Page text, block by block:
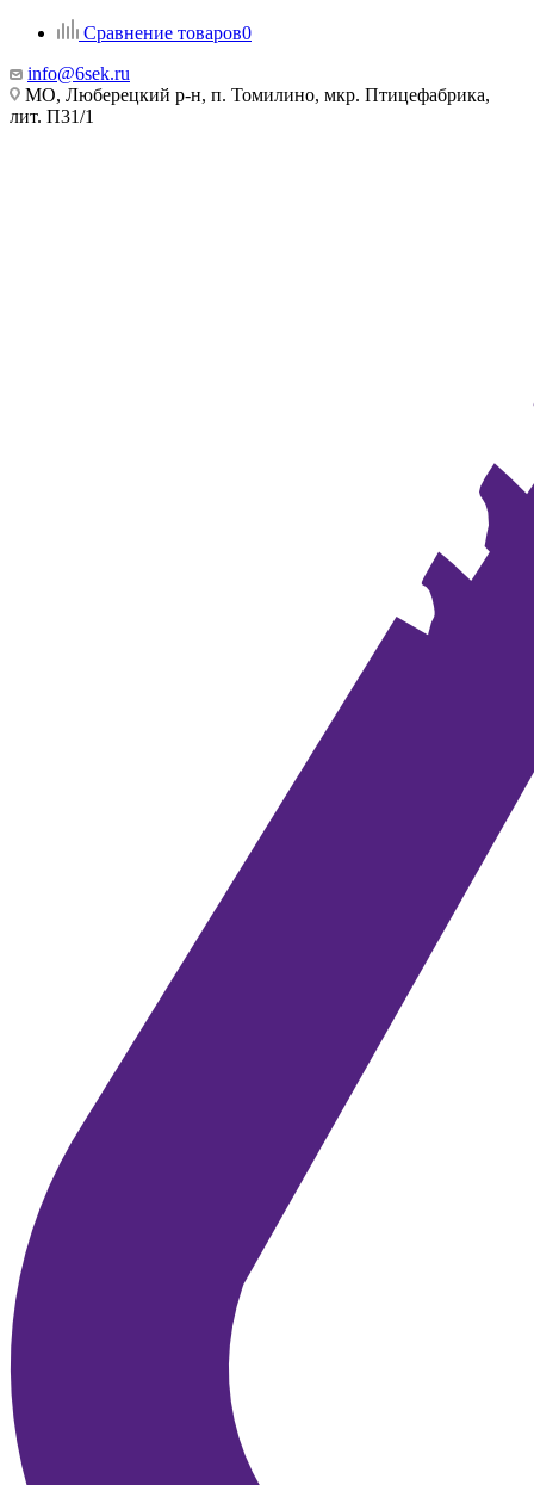
Сравнение товаров0
info@6sek.ru
МО, Люберецкий р-н, п. Томилино, мкр. Птицефабрика,
лит. П31/1